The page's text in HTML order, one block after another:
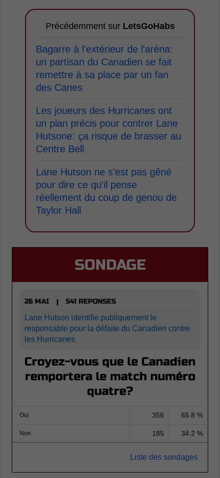
Précédemment sur LetsGoHabs
Bagarre à l'extérieur de l'aréna:
un partisan du Canadien se fait
remettre à sa place par un fan
des Canes
Les joueurs des Hurricanes ont
un plan précis pour contrer Lane
Hutsone: ça risque de brasser au
Centre Bell
Lane Hutson ne s'est pas gêné
pour dire ce qu'il pense
réellement du coup de genou de
Taylor Hall
SONDAGE
26 MAI |
541 REPONSES
Lane Hutson identifie publiquement le
responsable pour la défaite du Canadien contre
les Hurricanes
Croyez-vous que le Canadien
remportera le match numéro
quatre?
Oui 356 65.8 %
Non 185 34.2 %
Liste des sondages